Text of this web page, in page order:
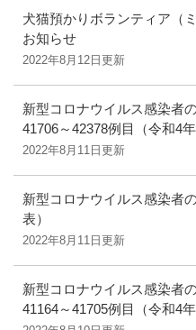
犬猫預かりボランティア（
お知らせ
2022年8月12日更新
新型コロナウイルス感染者
41706～42378例目（令和4年
2022年8月11日更新
新型コロナウイルス感染者
表）
2022年8月11日更新
新型コロナウイルス感染者
41164～41705例目（令和4年